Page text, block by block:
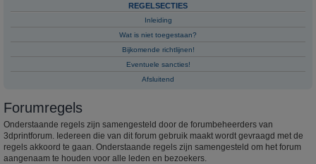
e
REGELSECTIES
Inleiding
Wat is niet toegestaan?
Bijkomende richtlijnen!
Eventuele sancties!
Afsluitend
Forumregels
Onderstaande regels zijn samengesteld door de forumbeheerders van
3dprintforum. Iedereen die van dit forum gebruik maakt wordt gevraagd met de
regels akkoord te gaan. Onderstaande regels zijn samengesteld om het forum
aangenaam te houden voor alle leden en bezoekers.